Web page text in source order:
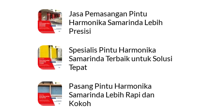
Jasa Pemasangan Pintu
Harmonika Samarinda Lebih
Presisi
Spesialis Pintu Harmonika
Samarinda Terbaik untuk Solusi
Tepat
Pasang Pintu Harmonika
Samarinda Lebih Rapi dan
Kokoh